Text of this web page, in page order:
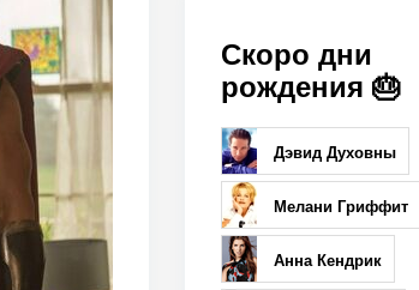
Скоро дни
рождения 🎂
Дэвид Духовны
Мелани Гриффит
Анна Кендрик